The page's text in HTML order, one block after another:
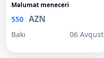
Məlumat meneceri
550 AZN
Bakı 06 Avqust